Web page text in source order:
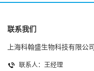
联系我们
上海科翰盛生物科技有限公司
联系人：王经理